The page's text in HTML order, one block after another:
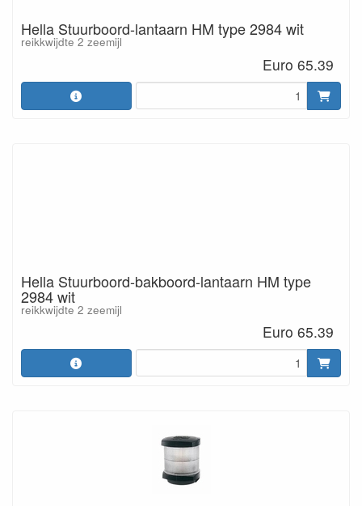
Hella Stuurboord-lantaarn HM type 2984 wit
reikkwijdte 2 zeemijl
Euro 65.39
Hella Stuurboord-bakboord-lantaarn HM type
2984 wit
reikkwijdte 2 zeemijl
Euro 65.39